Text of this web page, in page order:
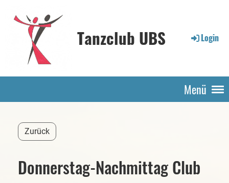
Tanzclub UBS Login
Menü
Zurück
Donnerstag-Nachmittag Club